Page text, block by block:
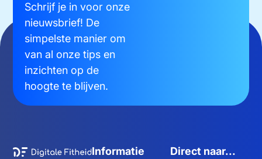
Schrijf je in voor onze
nieuwsbrief! De
simpelste manier om
van al onze tips en
inzichten op de
hoogte te blijven.
Informatie Direct naar...